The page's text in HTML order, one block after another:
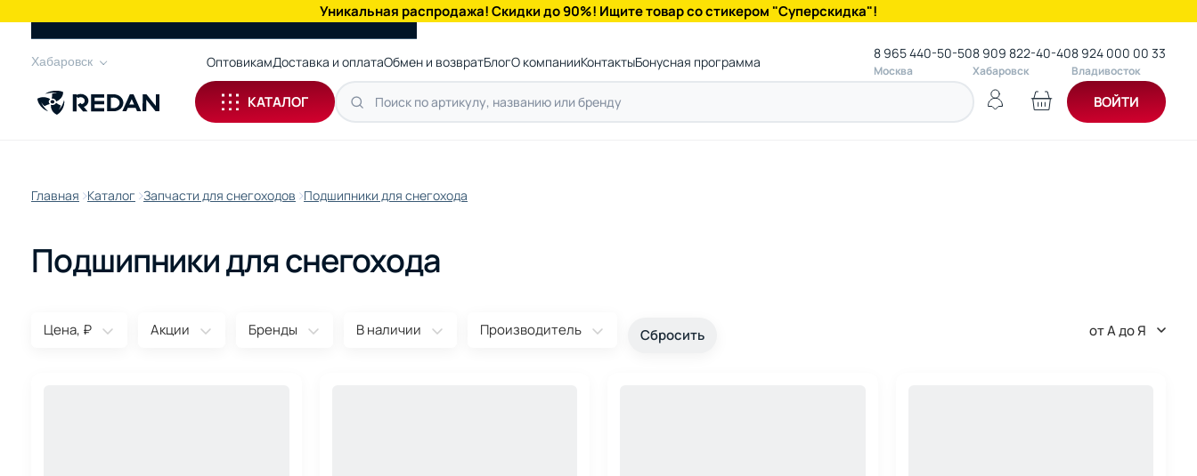
Уникальная распродажа! Скидки до 90%! Ищите товар со стикером "Суперскидка"!
Хабаровск ОптовикамДоставка и оплатаОбмен и возвратБлогО компанииКонтактыБонусная программа 8 965 440-50-50
Москва
8 909 822-40-40
Хабаровск
8 924 000 00 33
Владивосток
КАТАЛОГ ВОЙТИ
Главная Каталог Запчасти для снегоходов Подшипники для снегохода
Подшипники для снегохода
Цена, ₽ Акции Бренды В наличии Производитель от А до Я